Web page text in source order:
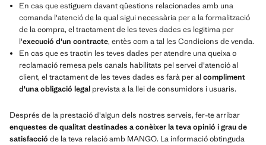
En cas que estiguem davant qüestions relacionades amb una
comanda l'atenció de la qual sigui necessària per a la formalització
de la compra, el tractament de les teves dades es legitima per
l'execució d'un contracte, entès com a tal les Condicions de venda.
En cas que es tractin les teves dades per atendre una queixa o
reclamació remesa pels canals habilitats pel servei d'atenció al
client, el tractament de les teves dades es farà per al compliment
d'una obligació legal prevista a la llei de consumidors i usuaris.
Després de la prestació d'algun dels nostres serveis, fer-te arribar
enquestes de qualitat destinades a conèixer la teva opinió i grau de
satisfacció de la teva relació amb MANGO. La informació obtinguda